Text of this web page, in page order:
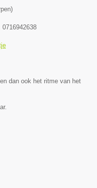
)
0716942638
dan ook het ritme van het